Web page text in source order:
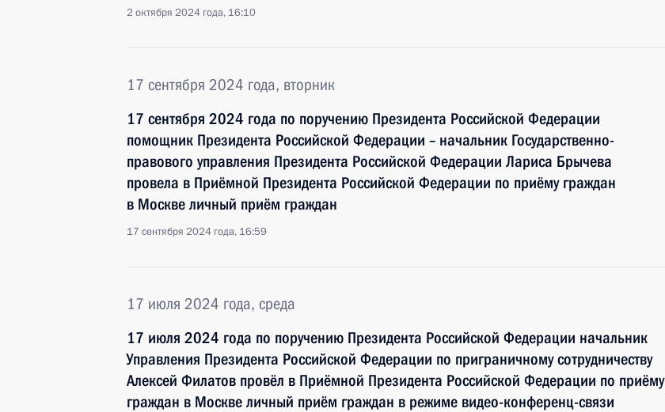
2 октября 2024 года, 16:10
17 сентября 2024 года, вторник
17 сентября 2024 года по поручению Президента Российской Федерации
помощник Президента Российской Федерации – начальник Государственно-
правового управления Президента Российской Федерации Лариса Брычева
провела в Приёмной Президента Российской Федерации по приёму граждан
в Москве личный приём граждан
17 сентября 2024 года, 16:59
17 июля 2024 года, среда
17 июля 2024 года по поручению Президента Российской Федерации начальник
Управления Президента Российской Федерации по приграничному сотрудничеству
Алексей Филатов провёл в Приёмной Президента Российской Федерации по приёму
граждан в Москве личный приём граждан в режиме видео-конференц-связи